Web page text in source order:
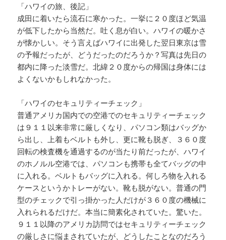
「ハワイの旅、後記」
成田に着いたら流石に寒かった。一挙に２０度ほど気温
が低下したから当然だ。吐く息が白い。ハワイの暖かさ
が懐かしい。そう言えばハワイに出発した翌日東京は雪
の予報だったが、どうだったのだろうか？写真は先日の
都内に降った淡雪だ。北緯２０度からの帰国は身体には
よくないかもしれなかった。
「ハワイのセキュリティーチェック」
普通アメリカ国内での空港でのセキュリティーチェック
は９１１以来非常に厳しくなり、パソコン類はバッグか
ら出し、上着もベルトも外し、更に靴も脱ぎ、３６０度
回転の検査機を通過するのが当たり前だったが、ハワイ
のホノルル空港では、パソコンも携帯も全てバッグの中
に入れる。ベルトもバッグに入れる。何しろ物を入れる
ケースというかトレーがない。靴も脱がない。普通の門
型のチェックで引っ掛かった人だけが３６０度の機械に
入れられるだけだ。本当に簡素化されていた。驚いた。
９１１以降のアメリカ訪問ではセキュリティーチェック
の厳しさに悩まされていたが、どうしたことなのだろう